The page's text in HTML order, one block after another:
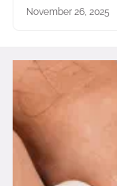
November 26, 2025